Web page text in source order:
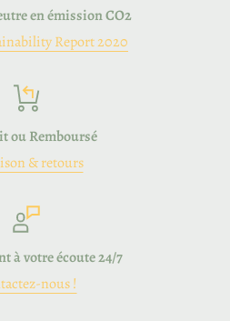
en émission CO2
Report 2020
ou Remboursé
& retours
à votre écoute 24/7
nous !